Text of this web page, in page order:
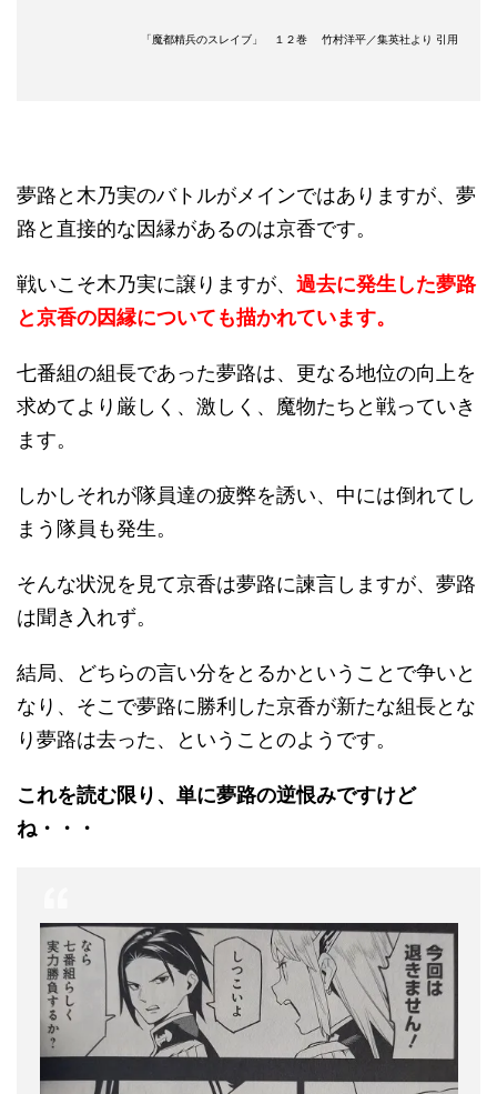
「魔都精兵のスレイブ」 １２巻 竹村洋平／集英社より 引用
夢路と木乃実のバトルがメインではありますが、夢
路と直接的な因縁があるのは京香です。
戦いこそ木乃実に譲りますが、 過去に発生した夢路
と京香の因縁についても描かれています。
七番組の組長であった夢路は、更なる地位の向上を
求めてより厳しく、激しく、魔物たちと戦っていき
ます。
しかしそれが隊員達の疲弊を誘い、中には倒れてし
まう隊員も発生。
そんな状況を見て京香は夢路に諫言しますが、夢路
は聞き入れず。
結局、どちらの言い分をとるかということで争いと
なり、そこで夢路に勝利した京香が新たな組長とな
り夢路は去った、ということのようです。
これを読む限り、単に夢路の逆恨みですけど
ね・・・